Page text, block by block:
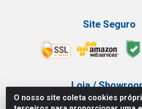
O nosso site coleta cookies
Site Seguro
Loja /
Tel.: (11) 3227-0546